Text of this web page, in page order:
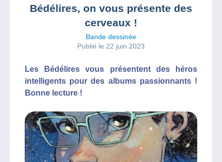
Bédélires, on vous présente des
cerveaux !
Bande dessinée
Publié le 22 juin 2023
Les Bédélires vous présentent des héros
intelligents pour des albums passionnants !
Bonne lecture !